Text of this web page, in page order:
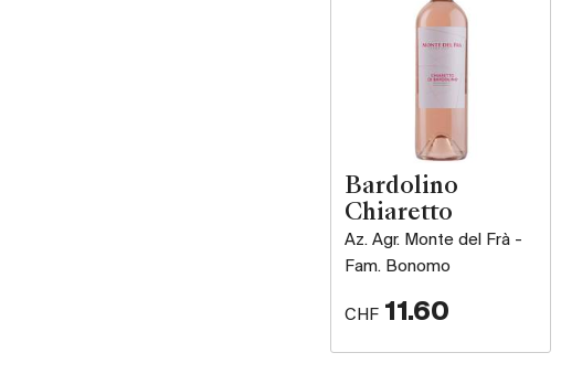
Bardolino
Chiaretto
Az. Agr. Monte del Frà -
Fam. Bonomo
CHF 11.60